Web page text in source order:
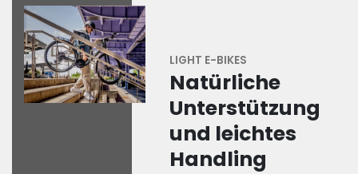
LIGHT E-BIKES
Natürliche
Unterstützung
und leichtes
Handling